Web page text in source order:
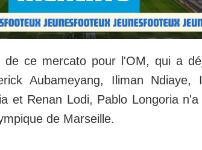
ce mercato pour l'OM, qui a
Aubameyang, Iliman
et Renan Lodi, Pablo Longoria
de Marseille.